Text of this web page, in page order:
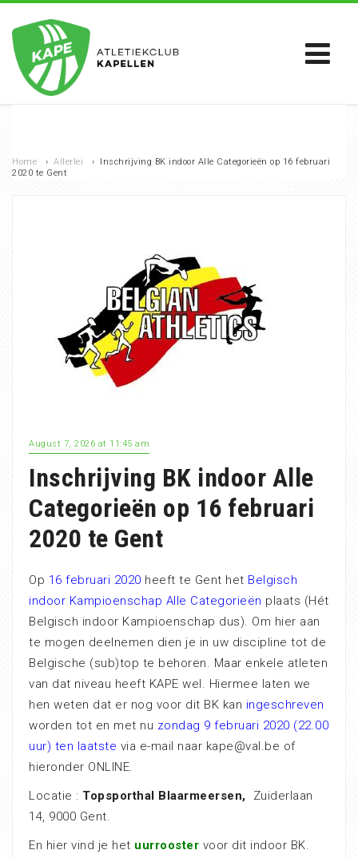
Home › Allerlei › Inschrijving BK indoor Alle Categorieën op 16 februari
2020 te Gent
August 7, 2026 at 11:45 am
Inschrijving BK indoor Alle
Categorieën op 16 februari
2020 te Gent
Op 16 februari 2020 heeft te Gent het Belgisch
indoor Kampioenschap Alle Categorieën plaats (Hét
Belgisch indoor Kampioenschap dus). Om hier aan
te mogen deelnemen dien je in uw discipline tot de
Belgische (sub)top te behoren. Maar enkele atleten
van dat niveau heeft KAPE wel. Hiermee laten we
hen weten dat er nog voor dit BK kan ingeschreven
worden tot en met nu zondag 9 februari 2020 (22.00
uur) ten laatste via e-mail naar kape@val.be of
hieronder ONLINE.
Locatie : Topsporthal Blaarmeersen,
Zuiderlaan
14, 9000 Gent.
En hier vind je het uurrooster voor dit indoor BK.